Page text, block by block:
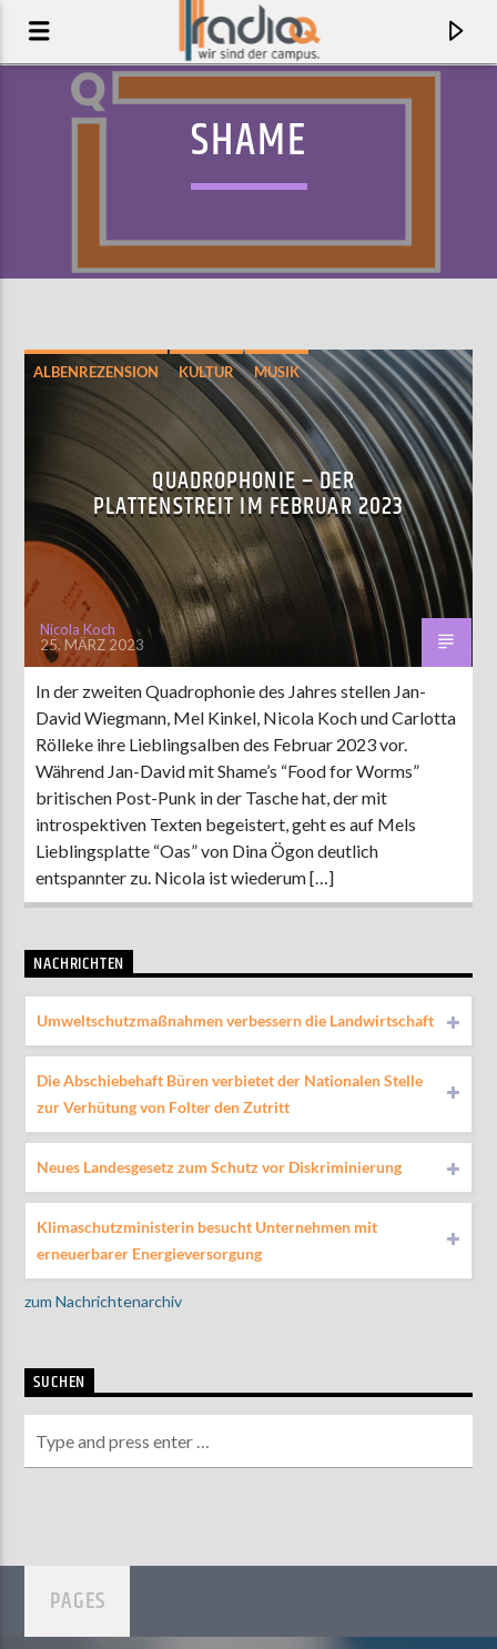
AKTUELLER TRACK
MANCHMAL JEHT ET
ICKE & ER
AKTUELLE SENDUNG
MOEBIUS
00:00 09:00
ZU HÖREN IN Münster 90,9 MHz Steinfurt103,9 MHz
SHAME
ALBENREZENSION KULTUR MUSIK
QUADROPHONIE – DER
PLATTENSTREIT IM FEBRUAR 2023
Nicola Koch
25. MÄRZ 2023
In der zweiten Quadrophonie des Jahres stellen Jan-
David Wiegmann, Mel Kinkel, Nicola Koch und Carlotta
Rölleke ihre Lieblingsalben des Februar 2023 vor.
Während Jan-David mit Shame’s “Food for Worms”
britischen Post-Punk in der Tasche hat, der mit
introspektiven Texten begeistert, geht es auf Mels
Lieblingsplatte “Oas” von Dina Ögon deutlich
entspannter zu. Nicola ist wiederum […]
NACHRICHTEN
Umweltschutzmaßnahmen verbessern die Landwirtschaft
Die Abschiebehaft Büren verbietet der Nationalen Stelle
zur Verhütung von Folter den Zutritt
Neues Landesgesetz zum Schutz vor Diskriminierung
Klimaschutzministerin besucht Unternehmen mit
erneuerbarer Energieversorgung
zum Nachrichtenarchiv
SUCHEN
PAGES